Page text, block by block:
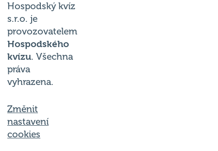
Hospodský kvíz
s.r.o. je
provozovatelem
Hospodského
kvízu. Všechna
práva
vyhrazena.
Změnit
nastavení
cookies